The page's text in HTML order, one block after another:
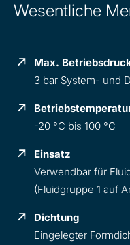
Wesentliche
Max.
3 bar System- und
-20 °C bis 100 °C
Einsatz
Verwendbar für
(Fluidgruppe 1 auf
Dichtung
Eingelegter